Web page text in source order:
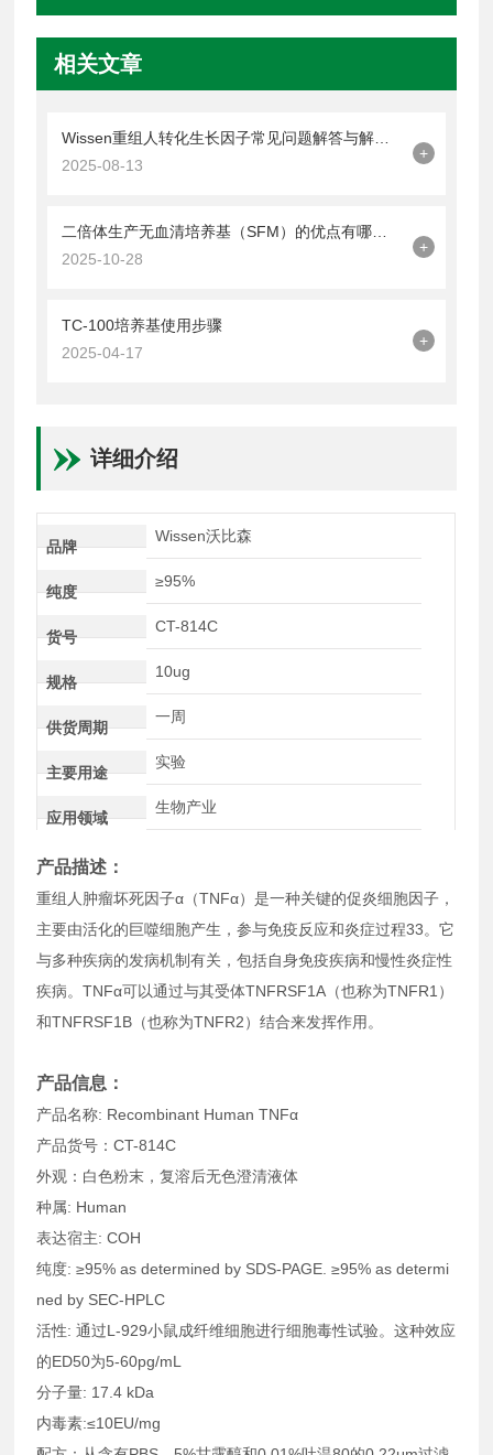
相关文章
2025-08-13
+
2025-10-28
+
TC-100培养基使用步骤
2025-04-17
+
详细介绍
品牌
Wissen沃比森
纯度
≥95%
货号
CT-814C
规格
10ug
供货周期
一周
主要用途
实验
应用领域
生物产业
产品描述：
重组人肿瘤坏死因子α（TNFα）是一种关键的促炎细胞因子，
主要由活化的巨噬细胞产生，参与免疫反应和炎症过程33。它
与多种疾病的发病机制有关，包括自身免疫疾病和慢性炎症性
疾病。TNFα可以通过与其受体TNFRSF1A（也称为TNFR1）
和TNFRSF1B（也称为TNFR2）结合来发挥作用。
产品信息：
产品名称: Recombinant Human TNFα
产品货号：CT-814C
外观：白色粉末，复溶后无色澄清液体
种属: Human
表达宿主: COH
纯度: ≥95% as determined by SDS-PAGE. ≥95% as determi
ned by SEC-HPLC
活性: 通过L-929小鼠成纤维细胞进行细胞毒性试验。这种效应
的ED50为5-60pg/mL
分子量: 17.4 kDa
内毒素:≤10EU/mg